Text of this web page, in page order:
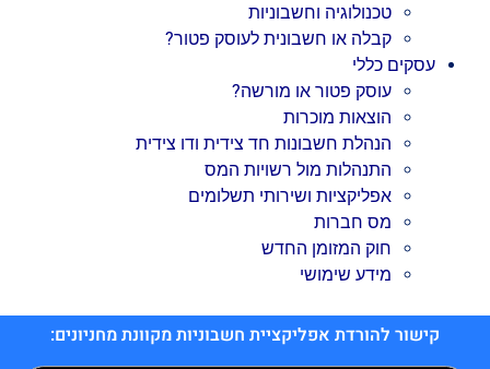
טכנולוגיה וחשבוניות
קבלה או חשבונית לעוסק פטור?
עסקים כללי
עוסק פטור או מורשה?
הוצאות מוכרות
הנהלת חשבונות חד צידית ודו צידית
התנהלות מול רשויות המס
אפליקציות ושירותי תשלומים
מס חברות
חוק המזומן החדש
מידע שימושי
קישור להורדת אפליקציית חשבוניות מקוונת מחניונים: